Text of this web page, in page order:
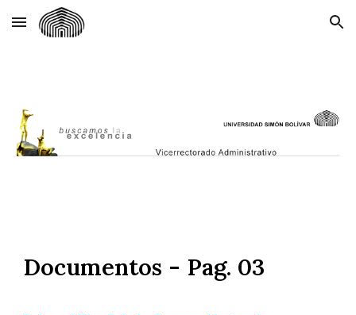
Skip to main content Skip to navigation
Documentos - Pag. 03